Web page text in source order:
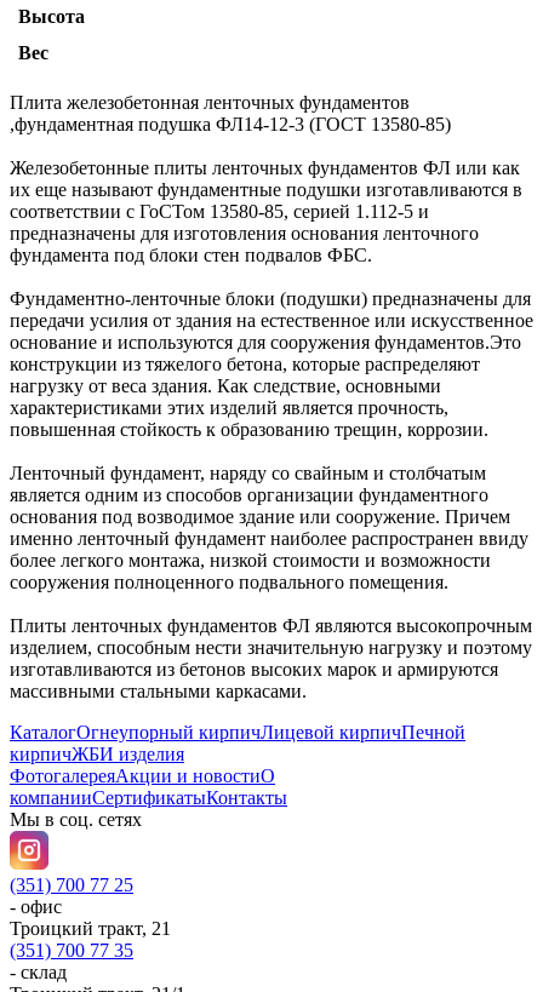
Высота
Вес
Плита железобетонная ленточных фундаментов
,фундаментная подушка ФЛ14-12-3 (ГОСТ 13580-85)
Железобетонные плиты ленточных фундаментов ФЛ или как
их еще называют фундаментные подушки изготавливаются в
соответствии с ГоСТом 13580-85, серией 1.112-5 и
предназначены для изготовления основания ленточного
фундамента под блоки стен подвалов ФБС.
Фундаментно-ленточные блоки (подушки) предназначены для
передачи усилия от здания на естественное или искусственное
основание и используются для сооружения фундаментов.Это
конструкции из тяжелого бетона, которые распределяют
нагрузку от веса здания. Как следствие, основными
характеристиками этих изделий является прочность,
повышенная стойкость к образованию трещин, коррозии.
Ленточный фундамент, наряду со свайным и столбчатым
является одним из способов организации фундаментного
основания под возводимое здание или сооружение. Причем
именно ленточный фундамент наиболее распространен ввиду
более легкого монтажа, низкой стоимости и возможности
сооружения полноценного подвального помещения.
Плиты ленточных фундаментов ФЛ являются высокопрочным
изделием, способным нести значительную нагрузку и поэтому
изготавливаются из бетонов высоких марок и армируются
массивными стальными каркасами.
КаталогОгнеупорный кирпичЛицевой кирпичПечной
кирпичЖБИ изделия
ФотогалереяАкции и новостиО
компанииСертификатыКонтакты
Мы в соц. сетях
(351) 700 77 25
- офис
Троицкий тракт, 21
(351) 700 77 35
- склад